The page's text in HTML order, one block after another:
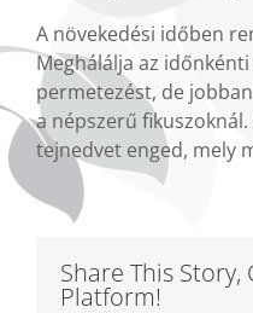
A növekedési időben
Meghálálja az
permetezést, de
a népszerű
tejnedvet enged, mely
Share This Story,
Platform!